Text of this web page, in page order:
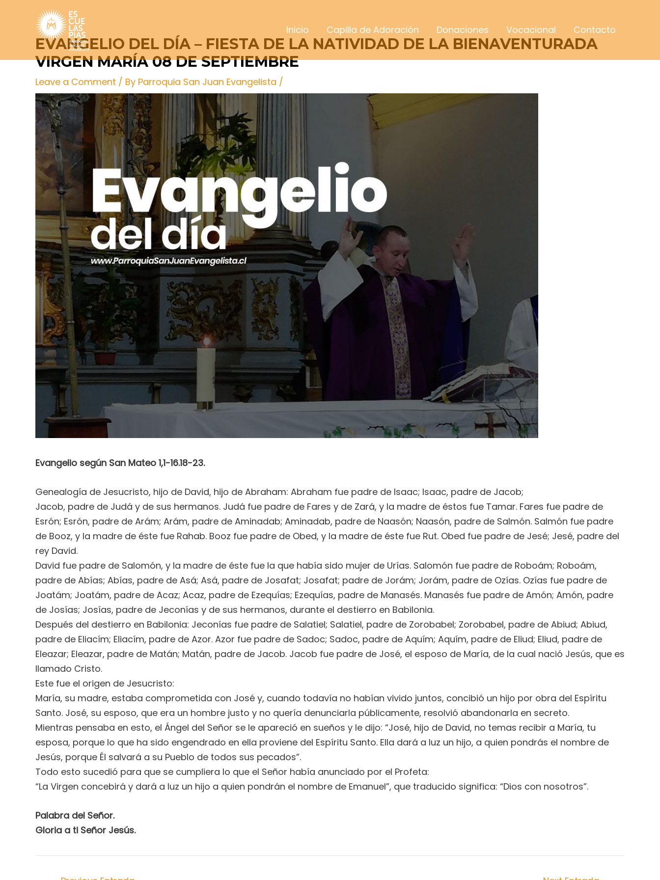
Inicio Capilla de Adoración Donaciones Vocacional Contacto
EVANGELIO DEL DÍA – FIESTA DE LA NATIVIDAD DE LA BIENAVENTURADA
VIRGEN MARÍA 08 DE SEPTIEMBRE
Leave a Comment / By Parroquia San Juan Evangelista /
Evangelio según San Mateo 1,1-16.18-23.
Genealogía de Jesucristo, hijo de David, hijo de Abraham: Abraham fue padre de Isaac; Isaac, padre de Jacob;
Jacob, padre de Judá y de sus hermanos. Judá fue padre de Fares y de Zará, y la madre de éstos fue Tamar. Fares fue padre de
Esrón; Esrón, padre de Arám; Arám, padre de Aminadab; Aminadab, padre de Naasón; Naasón, padre de Salmón. Salmón fue padre
de Booz, y la madre de éste fue Rahab. Booz fue padre de Obed, y la madre de éste fue Rut. Obed fue padre de Jesé; Jesé, padre del
rey David.
David fue padre de Salomón, y la madre de éste fue la que había sido mujer de Urías. Salomón fue padre de Roboám; Roboám,
padre de Abías; Abías, padre de Asá; Asá, padre de Josafat; Josafat; padre de Jorám; Jorám, padre de Ozías. Ozías fue padre de
Joatám; Joatám, padre de Acaz; Acaz, padre de Ezequías; Ezequías, padre de Manasés. Manasés fue padre de Amón; Amón, padre
de Josías; Josías, padre de Jeconías y de sus hermanos, durante el destierro en Babilonia.
Después del destierro en Babilonia: Jeconías fue padre de Salatiel; Salatiel, padre de Zorobabel; Zorobabel, padre de Abiud; Abiud,
padre de Eliacím; Eliacím, padre de Azor. Azor fue padre de Sadoc; Sadoc, padre de Aquím; Aquím, padre de Eliud; Eliud, padre de
Eleazar; Eleazar, padre de Matán; Matán, padre de Jacob. Jacob fue padre de José, el esposo de María, de la cual nació Jesús, que es
llamado Cristo.
Este fue el origen de Jesucristo:
María, su madre, estaba comprometida con José y, cuando todavía no habían vivido juntos, concibió un hijo por obra del Espíritu
Santo. José, su esposo, que era un hombre justo y no quería denunciarla públicamente, resolvió abandonarla en secreto.
Mientras pensaba en esto, el Ángel del Señor se le apareció en sueños y le dijo: “José, hijo de David, no temas recibir a María, tu
esposa, porque lo que ha sido engendrado en ella proviene del Espíritu Santo. Ella dará a luz un hijo, a quien pondrás el nombre de
Jesús, porque Él salvará a su Pueblo de todos sus pecados”.
Todo esto sucedió para que se cumpliera lo que el Señor había anunciado por el Profeta:
“La Virgen concebirá y dará a luz un hijo a quien pondrán el nombre de Emanuel”, que traducido significa: “Dios con nosotros”.
Palabra del Señor.
Gloria a ti Señor Jesús.
Post
navigation